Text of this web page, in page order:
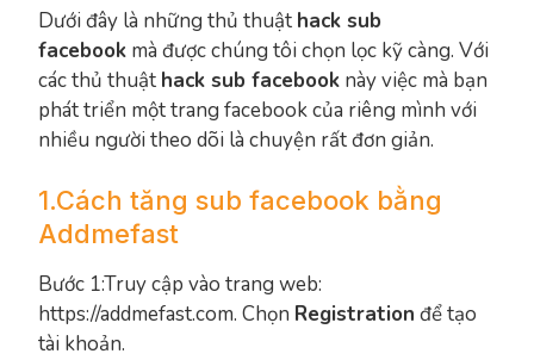
Dưới đây là những thủ thuật hack sub
facebook mà được chúng tôi chọn lọc kỹ càng. Với
các thủ thuật hack sub facebook này việc mà bạn
phát triển một trang facebook của riêng mình với
nhiều người theo dõi là chuyện rất đơn giản.
1.Cách tăng sub facebook bằng
Addmefast
Bước 1:Truy cập vào trang web:
https://addmefast.com. Chọn Registration để tạo
tài khoản.